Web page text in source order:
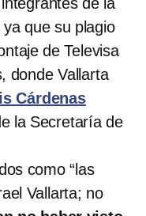
que su plagio
de Televisa
donde Vallarta
Cárdenas
la Secretaría de
como “las
Vallarta; no